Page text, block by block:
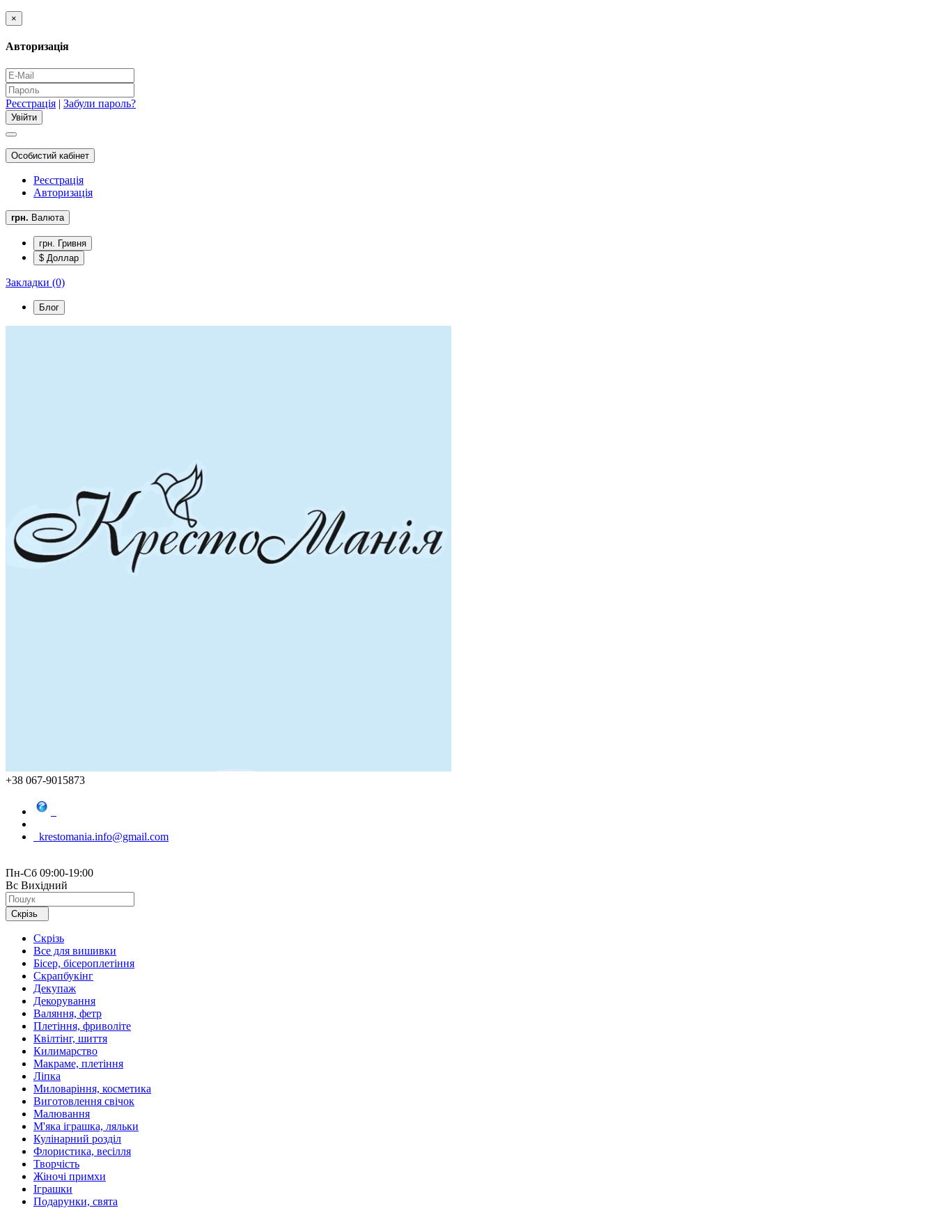
×
Авторизація
Реєстрація | Забули пароль?
Особистий кабінет
Реєстрація
Авторизація
грн. Валюта
грн. Гривня
$ Доллар
Закладки (0)
Блог
+38 067-9015873
krestomania.info@gmail.com
Пн-Сб 09:00-19:00
Вс Вихідний
Скрізь
Скрізь
Все для вишивки
Бісер, бісероплетіння
Скрапбукінг
Декупаж
Декорування
Валяння, фетр
Плетіння, фриволіте
Квілтінг, шиття
Килимарство
Макраме, плетіння
Ліпка
Миловаріння, косметика
Виготовлення свічок
Малювання
М'яка іграшка, ляльки
Кулінарний розділ
Флористика, весілля
Творчість
Жіночі примхи
Іграшки
Подарунки, свята